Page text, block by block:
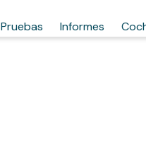
Pruebas Informes